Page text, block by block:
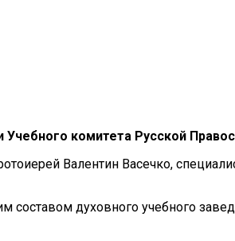
комитета Русской
Валентин Васечко,
духовного учебного